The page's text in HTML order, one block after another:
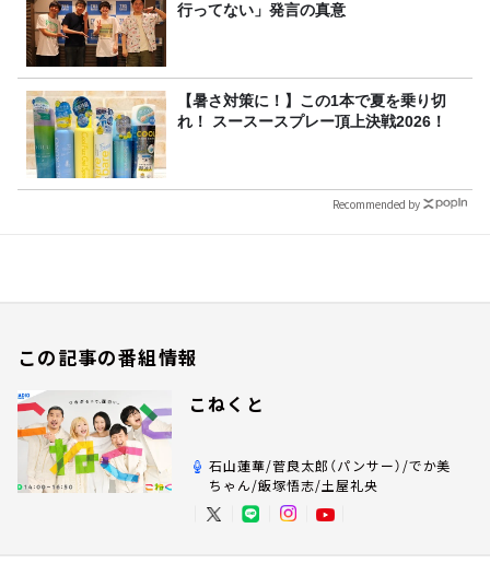
行ってない」発言の真意
【暑さ対策に！】この1本で夏を乗り切
れ！ スースースプレー頂上決戦2026！
Recommended by
この記事の番組情報
こねくと
石山蓮華/菅良太郎（パンサー）/でか美
ちゃん/飯塚悟志/土屋礼央